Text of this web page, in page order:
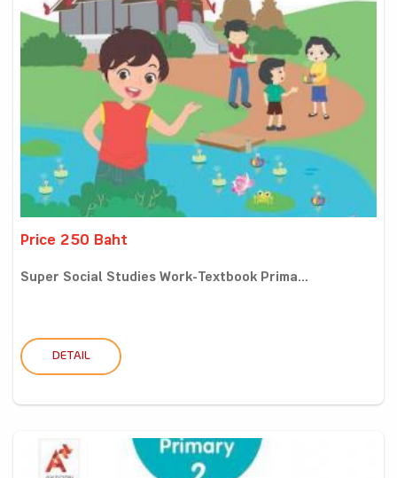
Price 250 Baht
Super Social Studies Work-Textbook Prima...
DETAIL